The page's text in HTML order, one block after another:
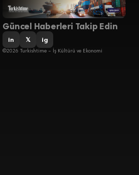
Güncel Haberleri Takip Edin
in 𝕏 ig
©2026 Turkishtime – İş Kültürü ve Ekonomi